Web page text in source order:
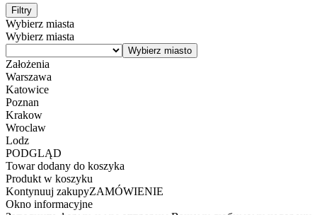
Filtry
Wybierz miasta
Wybierz miasta
Założenia
Warszawa
Katowice
Poznan
Krakow
Wroclaw
Lodz
PODGLĄD
Towar dodany do koszyka
Produkt w koszyku
Kontynuuj zakupyZAMÓWIENIE
Okno informacyjne